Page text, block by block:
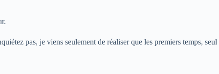
pas, je viens seulement de réaliser que les premiers temps, seul